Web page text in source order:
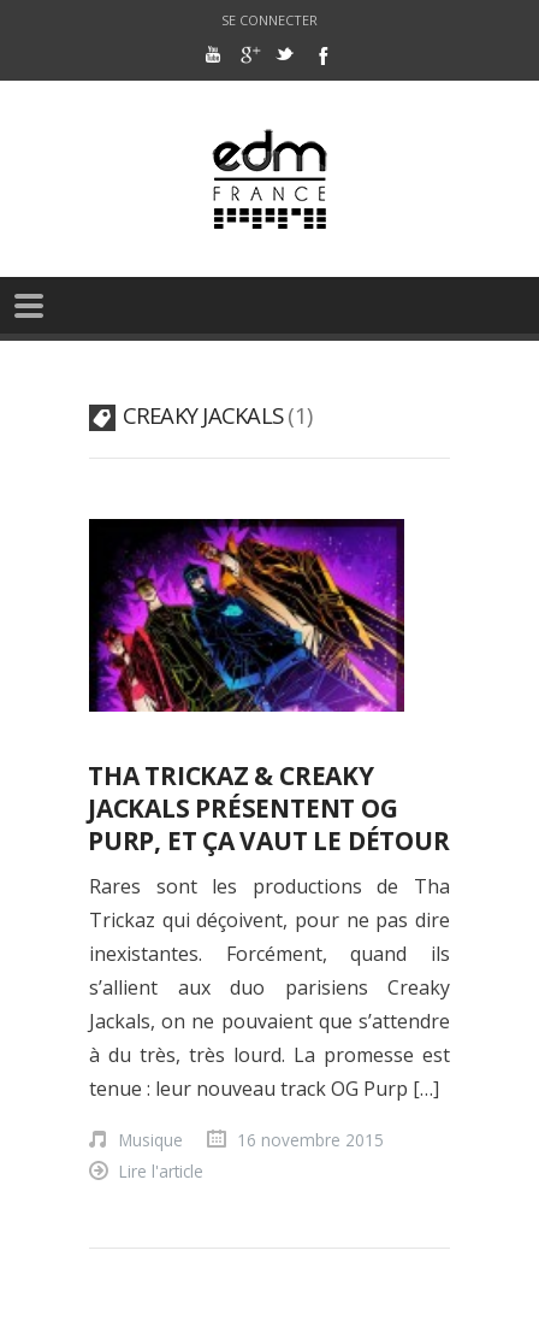
SE CONNECTER
CREAKY JACKALS 1
THA TRICKAZ & CREAKY
JACKALS PRÉSENTENT OG
PURP, ET ÇA VAUT LE DÉTOUR
Rares sont les productions de Tha
Trickaz qui déçoivent, pour ne pas dire
inexistantes. Forcément, quand ils
s’allient aux duo parisiens Creaky
Jackals, on ne pouvaient que s’attendre
à du très, très lourd. La promesse est
tenue : leur nouveau track OG Purp […]
Musique
16 novembre 2015
Lire l'article